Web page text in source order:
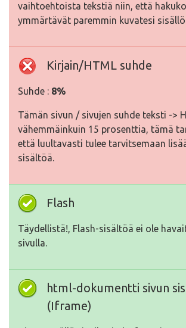
vaihtoehtoista tekstiä niin, että
ymmärtävät paremmin kuvatesi
Kirjain/HTML suhde
Suhde : 8%
Tämän sivun / sivujen suhde teksti ->
vähemmäinkuin 15 prosenttia, tämä
että luultavasti tulee tarvitsemaan
sisältöä.
Flash
Täydellistä!, Flash-sisältöä ei ole
sivulla.
html-dokumentti sivun
(Iframe)